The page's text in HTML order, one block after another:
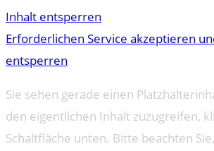
Inhalt entsperren
Erforderlichen Service akzeptieren
entsperren
Sie sehen gerade einen
den eigentlichen Inhalt zuzugreifen,
Schaltfläche unten. Bitte beachten